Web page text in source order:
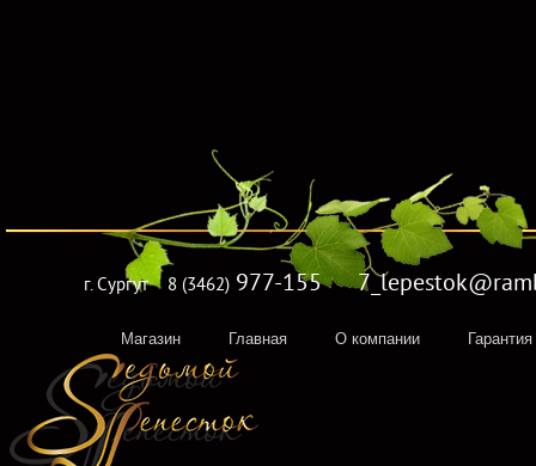
Магазин Главная О компании Гарантия
г. Сургут 8 (3462) 977-155